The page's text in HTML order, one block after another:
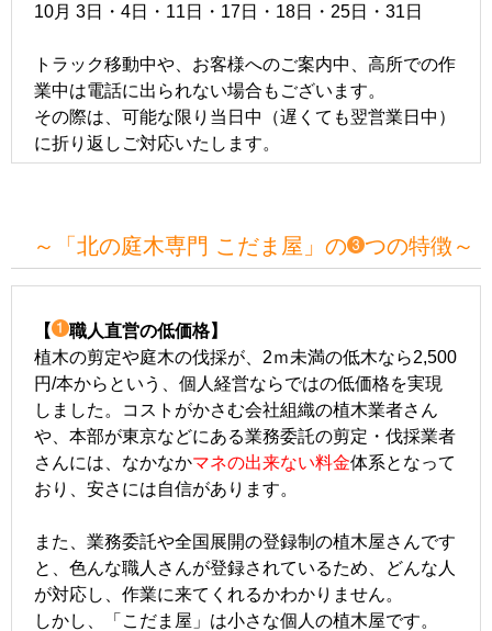
10月 3日・4日・11日・17日・18日・25日・31日
トラック移動中や、お客様へのご案内中、高所での作
業中は電話に出られない場合もございます。
その際は、可能な限り当日中（遅くても翌営業日中）
に折り返しご対応いたします。
～「北の庭木専門 こだま屋」の つの特徴～
【
職人直営の低価格】
植木の剪定や庭木の伐採が、2ｍ未満の低木なら2,500
円/本からという、個人経営ならではの低価格を実現
しました。コストがかさむ会社組織の植木業者さん
や、本部が東京などにある業務委託の剪定・伐採業者
さんには、なかなかマネの出来ない料金体系となって
おり、安さには自信があります。
また、業務委託や全国展開の登録制の植木屋さんです
と、色んな職人さんが登録されているため、どんな人
が対応し、作業に来てくれるかわかりません。
しかし、「こだま屋」は小さな個人の植木屋です。